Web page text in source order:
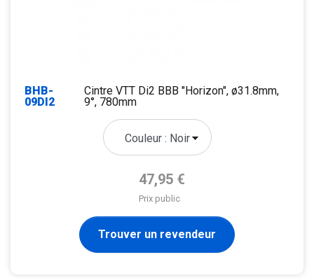
BHB-
09DI2
Cintre VTT Di2 BBB "Horizon", ø31.8mm,
9°, 780mm
Prix de base
47,95 €
Prix public
Trouver un revendeur